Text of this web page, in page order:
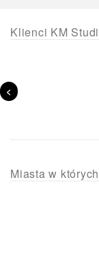
Klienci KM
<
Miasta w